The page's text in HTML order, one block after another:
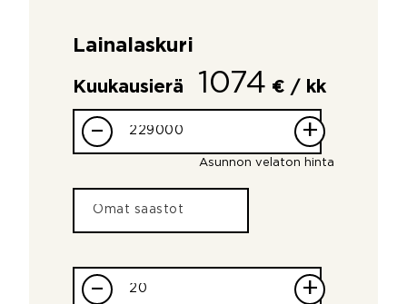
Lainalaskuri
Kuukausierä 1074 € / kk
– +
Asunnon velaton hinta
– +